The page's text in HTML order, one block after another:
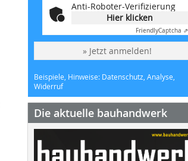
Anti-Roboter-Verifizierung
Hier klicken
FriendlyCaptcha ⇗
» Jetzt anmelden!
Beispiele, Hinweise: Datenschutz, Analyse,
Widerruf
Die aktuelle bauhandwerk